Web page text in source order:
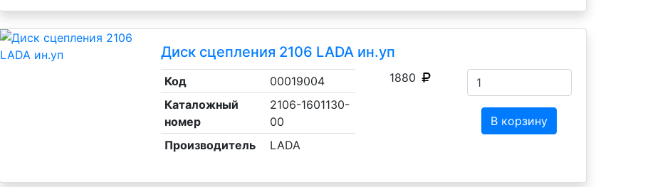
Диск сцепления 2106 LADA ин.уп
Код
00019004
Каталожный
номер
2106-1601130-
00
Производитель
LADA
1880
В корзину